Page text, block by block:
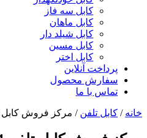
کابل سه فاز
کابل ماهان
کابل شیلد دار
کابل مسین
کابل اختر
پرداخت آنلاین
سفارش محصول
تماس با ما
خانه / کابل تلفن / مرکز فروش کابل تلفن 4 زوج